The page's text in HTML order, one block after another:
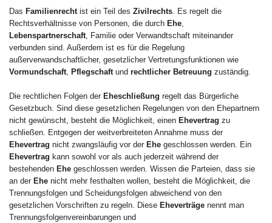
Das Familienrecht ist ein Teil des Zivilrechts . Es regelt die
Rechtsverhältnisse von Personen, die durch Ehe
Lebenspartnerschaft , Familie oder Verwandtschaft miteinander
verbunden sind. Außerdem ist es für die Regelung
außerverwandschaftlicher, gesetzlicher Vertretungsfunktionen wie
Vormundschaft Pflegschaft und rechtlicher Betreuung zuständig.
Die rechtlichen Folgen der Eheschließung regelt das Bürgerliche
Gesetzbuch. Sind diese gesetzlichen Regelungen von den Ehepartnern
nicht gewünscht, besteht die Möglichkeit, einen Ehevertrag zu
schließen. Entgegen der weitverbreiteten Annahme muss der
Ehevertrag nicht zwangsläufig vor der Ehe geschlossen werden. Ein
Ehevertrag kann sowohl vor als auch jederzeit während der
bestehenden Ehe geschlossen werden. Wissen die Parteien, dass sie
an der Ehe nicht mehr festhalten wollen, besteht die Möglichkeit, die
Trennungsfolgen und Scheidungsfolgen abweichend von den
gesetzlichen Vorschriften zu regeln. Diese Eheverträge nennt man
Trennungsfolgenvereinbarungen und